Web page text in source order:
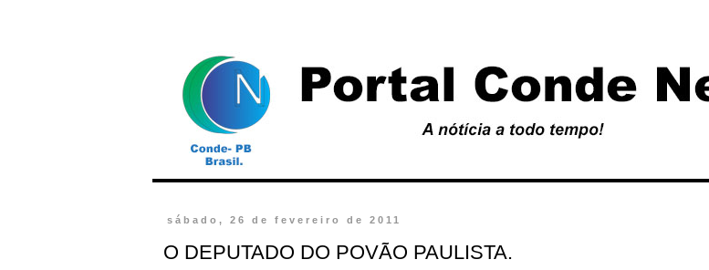
sábado, 26 de fevereiro de 2011
O DEPUTADO DO POVÃO PAULISTA.